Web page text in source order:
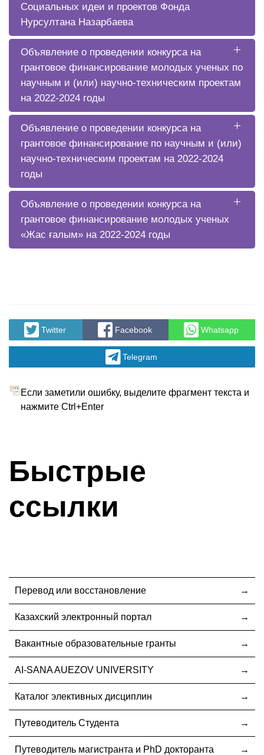
Социальных идеи и проектов Фонда
Нурсултана Назарбаева
Объявление о проведении конкурса на
грантовое финансирование молодых ученых по
научным и (или) научно-техническим проектам
на 2022-2024 годы
Объявление о проведении конкурса на
грантовое финансирование по научным и (или)
научно-техническим проектам на 2022-2024
годы
Объявление о проведении конкурса на
грантовое финансирование молодых ученых
«Жас ғалым» на 2022-2024 годы
Twitter Facebook Whatsapp
Telegram
Если заметили ошибку, выделите фрагмент текста и
нажмите Ctrl+Enter
Быстрые
ссылки
Перевод или восстановление
Казахский электронный портал
Вакантные образовательные гранты
AI-SANA AUEZOV UNIVERSITY
Каталог элективных дисциплин
Путеводитель Студента
Путеводитель магистранта и PhD докторанта